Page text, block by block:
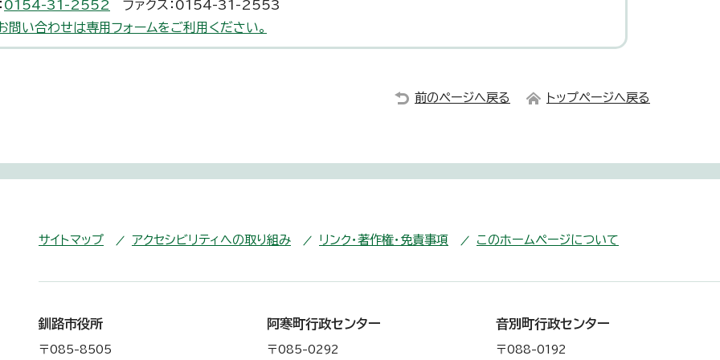
0154-31-2552
ファクス：0154-31-2553
問い合わせは専用フォームをご利用ください。
前のページへ戻る トップページへ戻る
サイトマップ アクセシビリティへの取り組み リンク・著作権・免責事項 このホームページについて
釧路市役所
〒085-8505
阿寒町行政センター
〒085-0292
音別町行政センター
〒088-0192